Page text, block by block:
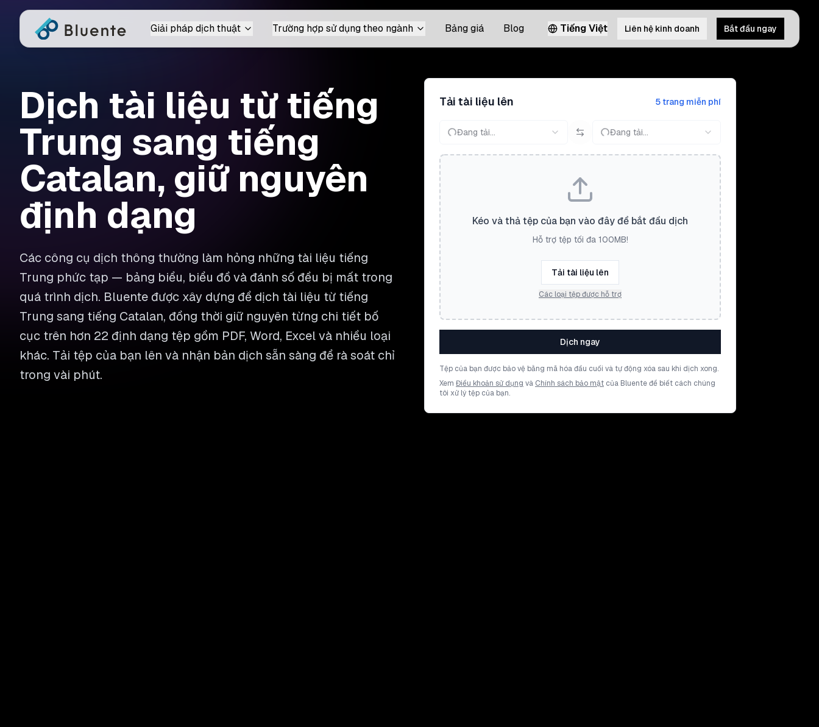
Giải pháp dịch thuật Trường hợp sử dụng theo ngành Bảng giá Blog Tiếng Việt Liên hệ kinh doanh Bắt đầu ngay
Dịch tài liệu từ tiếng
Trung sang tiếng
Catalan, giữ nguyên
định dạng
Các công cụ dịch thông thường làm hỏng những tài liệu tiếng
Trung phức tạp — bảng biểu, biểu đồ và đánh số đều bị mất trong
quá trình dịch. Bluente được xây dựng để dịch tài liệu từ tiếng
Trung sang tiếng Catalan, đồng thời giữ nguyên từng chi tiết bố
cục trên hơn 22 định dạng tệp gồm PDF, Word, Excel và nhiều loại
khác. Tải tệp của bạn lên và nhận bản dịch sẵn sàng để rà soát chỉ
trong vài phút.
Tải tài liệu lên 5 trang miễn phí
Đang tải... Đang tải...
Kéo và thả tệp của bạn vào đây để bắt đầu dịch
Hỗ trợ tệp tối đa 100MB!
Tải tài liệu lên
Các loại tệp được hỗ trợ
Dịch ngay
Tệp của bạn được bảo vệ bằng mã hóa đầu cuối và tự động xóa sau khi dịch xong.
Xem Điều khoản sử dụng và Chính sách bảo mật của Bluente để biết cách chúng
tôi xử lý tệp của bạn.